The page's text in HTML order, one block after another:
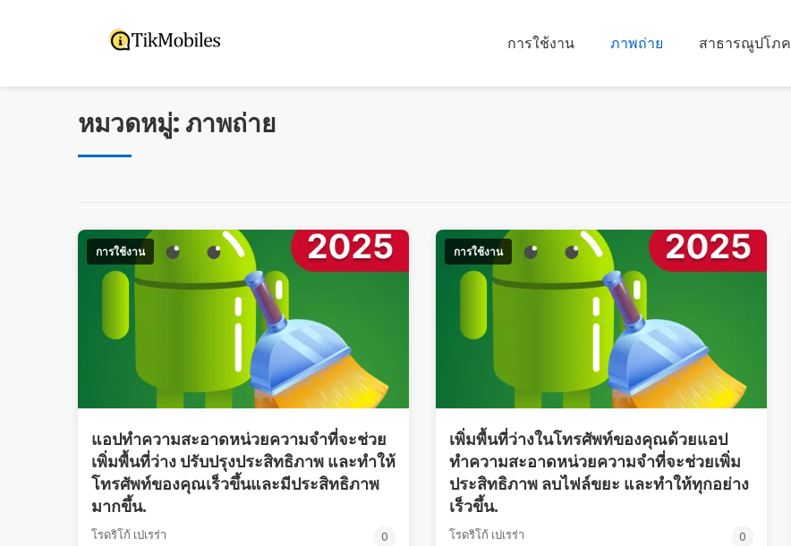
การใช้งาน ภาพถ่าย สาธารณูปโภค
หมวดหมู่: ภาพถ่าย
การใช้งาน
แอปทำความสะอาดหน่วยความจำที่จะช่วย
เพิ่มพื้นที่ว่าง ปรับปรุงประสิทธิภาพ และทำให้
โทรศัพท์ของคุณเร็วขึ้นและมีประสิทธิภาพ
มากขึ้น.
โรดริโก้ เปเรร่า 0
การใช้งาน
เพิ่มพื้นที่ว่างในโทรศัพท์ของคุณด้วยแอป
ทำความสะอาดหน่วยความจำที่จะช่วยเพิ่ม
ประสิทธิภาพ ลบไฟล์ขยะ และทำให้ทุกอย่าง
เร็วขึ้น.
โรดริโก้ เปเรร่า 0